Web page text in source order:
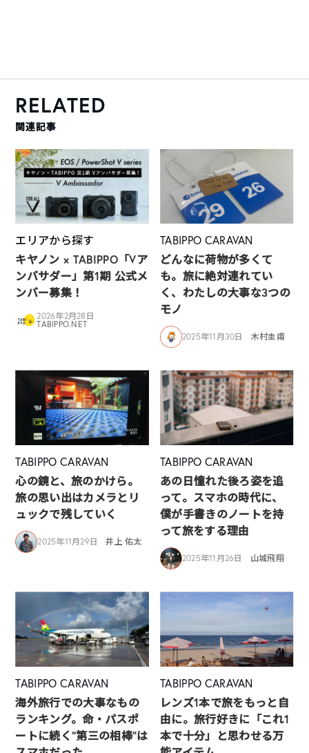
RELATED
関連記事
エリアから探す
キヤノン × TABIPPO「Vア
ンバサダー」第1期 公式メ
ンバー募集！
2026年2月28日
TABIPPO.NET
TABIPPO CARAVAN
どんなに荷物が多くて
も。旅に絶対連れてい
く、わたしの大事な3つの
モノ
2025年11月30日 木村圭甫
TABIPPO CARAVAN
心の鏡と、旅のかけら。
旅の思い出はカメラとリ
ュックで残していく
2025年11月29日 井上 佑太
TABIPPO CARAVAN
あの日憧れた後ろ姿を追
って。スマホの時代に、
僕が手書きのノートを持
って旅をする理由
2025年11月26日 山城飛翔
TABIPPO CARAVAN
海外旅行での大事なもの
ランキング。命・パスポ
ートに続く“第三の相棒”は
TABIPPO CARAVAN
レンズ1本で旅をもっと自
由に。旅行好きに「これ1
本で十分」と思わせる万